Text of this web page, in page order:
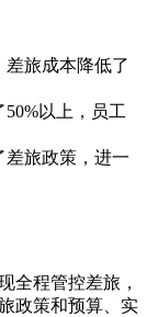
差旅成本降低了
50%以上，员工
差旅政策，进一
全程管控差旅，
政策和预算、实